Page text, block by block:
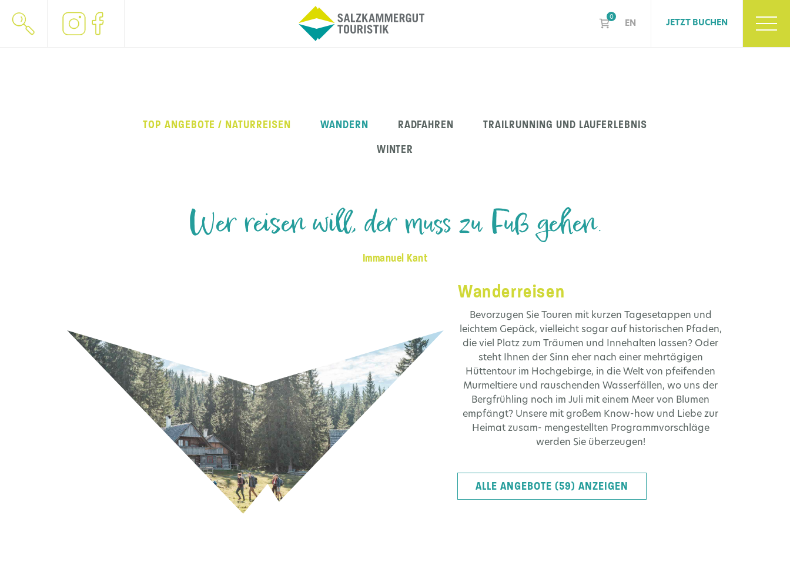
0
EN JETZT BUCHEN
TOP ANGEBOTE / NATURREISEN WANDERN RADFAHREN
TRAILRUNNING UND LAUFERLEBNIS
WINTER
Wer reisen will, der muss zu Fuß gehen.
Immanuel Kant
Wanderreisen
Bevorzugen Sie Touren mit kurzen Tagesetappen und
leichtem Gepäck, vielleicht sogar auf historischen Pfaden,
die viel Platz zum Träumen und Innehalten lassen? Oder
steht Ihnen der Sinn eher nach einer mehrtägigen
Hüttentour im Hochgebirge, in die Welt von pfeifenden
Murmeltiere und rauschenden Wasserfällen, wo uns der
Bergfrühling noch im Juli mit einem Meer von Blumen
empfängt? Unsere mit großem Know-how und Liebe zur
Heimat zusam- mengestellten Programmvorschläge
werden Sie überzeugen!
ALLE ANGEBOTE (59) ANZEIGEN